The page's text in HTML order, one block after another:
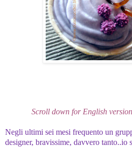
Scroll down for English version
Negli ultimi sei mesi frequento un
designer, bravissime, davvero tanto..io